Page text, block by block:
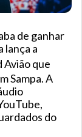
de ganhar
lança a
Avião que
Sampa. A
do